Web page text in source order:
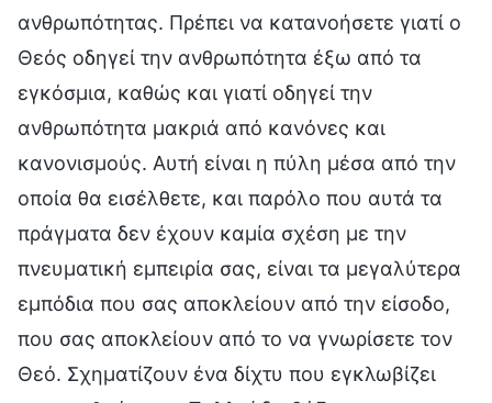
ανθρωπότητας. Πρέπει να κατανοήσετε γιατί ο
Θεός οδηγεί την ανθρωπότητα έξω από τα
εγκόσμια, καθώς και γιατί οδηγεί την
ανθρωπότητα μακριά από κανόνες και
κανονισμούς. Αυτή είναι η πύλη μέσα από την
οποία θα εισέλθετε, και παρόλο που αυτά τα
πράγματα δεν έχουν καμία σχέση με την
πνευματική εμπειρία σας, είναι τα μεγαλύτερα
εμπόδια που σας αποκλείουν από την είσοδο,
που σας αποκλείουν από το να γνωρίσετε τον
Θεό. Σχηματίζουν ένα δίχτυ που εγκλωβίζει